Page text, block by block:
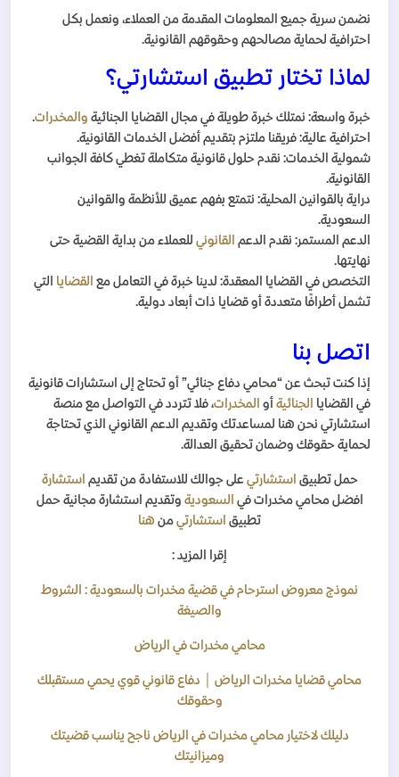
نضمن سرية جميع المعلومات المقدمة من العملاء، ونعمل بكل
احترافية لحماية مصالحهم وحقوقهم القانونية.
لماذا تختار تطبيق استشارتي؟
خبرة واسعة: نمتلك خبرة طويلة في مجال القضايا الجنائية والمخدرات.
احترافية عالية: فريقنا ملتزم بتقديم أفضل الخدمات القانونية.
شمولية الخدمات: نقدم حلول قانونية متكاملة تغطي كافة الجوانب
القانونية.
دراية بالقوانين المحلية: نتمتع بفهم عميق للأنظمة والقوانين
السعودية.
الدعم المستمر: نقدم الدعم القانوني للعملاء من بداية القضية حتى
نهايتها.
التخصص في القضايا المعقدة: لدينا خبرة في التعامل مع القضايا
التي
تشمل أطرافًا متعددة أو قضايا ذات أبعاد دولية.
اتصل بنا
إذا كنت تبحث عن “محامي دفاع جنائي” أو تحتاج إلى استشارات قانونية
في القضايا
الجنائية أو المخدرات، فلا تتردد في التواصل مع منصة
استشارتي نحن هنا لمساعدتك وتقديم الدعم القانوني الذي تحتاجة
لحماية حقوقك وضمان تحقيق العدالة.
حمل تطبيق استشارتيعلى جوالك للاستفادة من تقديم استشارة
افضل محامي مخدرات في السعودية وتقديم استشارة مجانية حمل
تطبيق استشارتي من هنا
إقرا المزيد :
نموذج معروض استرحام في قضية مخدرات بالسعودية : الشروط
والصيغة
محامي مخدرات في الرياض
محامي قضايا مخدرات الرياض │ دفاع قانوني قوي يحمي مستقبلك
وحقوقك
دليلك لاختيار محامي مخدرات في الرياض ناجح يناسب قضيتك
وميزانيتك